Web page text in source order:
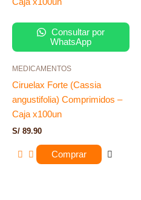
Consultar por
WhatsApp
MEDICAMENTOS
Ciruelax Forte (Cassia
angustifolia) Comprimidos –
Caja x100un
S/ 89.90
Comprar